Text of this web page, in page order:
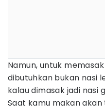
Namun, untuk
dibutuhkan bukan nasi
kalau dimasak jadi nasi
Saat kamu makan akan